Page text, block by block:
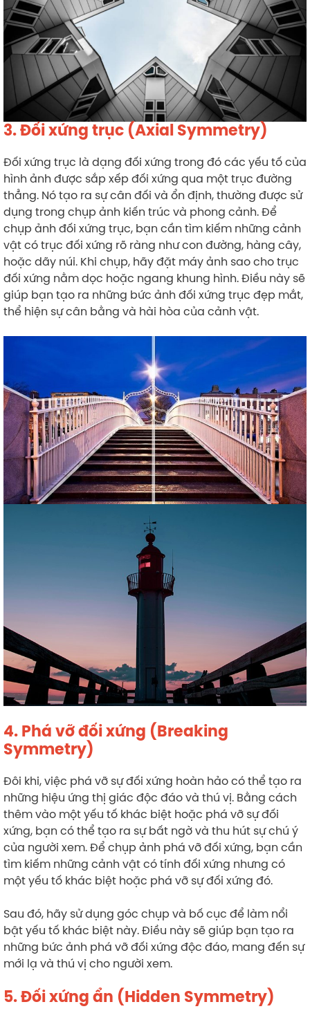
3. Đối xứng trục (Axial Symmetry)
Đối xứng trục là dạng đối xứng trong đó các yếu tố của
hình ảnh được sắp xếp đối xứng qua một trục đường
thẳng. Nó tạo ra sự cân đối và ổn định, thường được sử
dụng trong chụp ảnh kiến trúc và phong cảnh. Để
chụp ảnh đối xứng trục, bạn cần tìm kiếm những cảnh
vật có trục đối xứng rõ ràng như con đường, hàng cây,
hoặc dãy núi. Khi chụp, hãy đặt máy ảnh sao cho trục
đối xứng nằm dọc hoặc ngang khung hình. Điều này sẽ
giúp bạn tạo ra những bức ảnh đối xứng trục đẹp mắt,
thể hiện sự cân bằng và hài hòa của cảnh vật.
4. Phá vỡ đối xứng (Breaking
Symmetry)
Đôi khi, việc phá vỡ sự đối xứng hoàn hảo có thể tạo ra
những hiệu ứng thị giác độc đáo và thú vị. Bằng cách
thêm vào một yếu tố khác biệt hoặc phá vỡ sự đối
xứng, bạn có thể tạo ra sự bất ngờ và thu hút sự chú ý
của người xem. Để chụp ảnh phá vỡ đối xứng, bạn cần
tìm kiếm những cảnh vật có tính đối xứng nhưng có
một yếu tố khác biệt hoặc phá vỡ sự đối xứng đó.
Sau đó, hãy sử dụng góc chụp và bố cục để làm nổi
bật yếu tố khác biệt này. Điều này sẽ giúp bạn tạo ra
những bức ảnh phá vỡ đối xứng độc đáo, mang đến sự
mới lạ và thú vị cho người xem.
5. Đối xứng ẩn (Hidden Symmetry)